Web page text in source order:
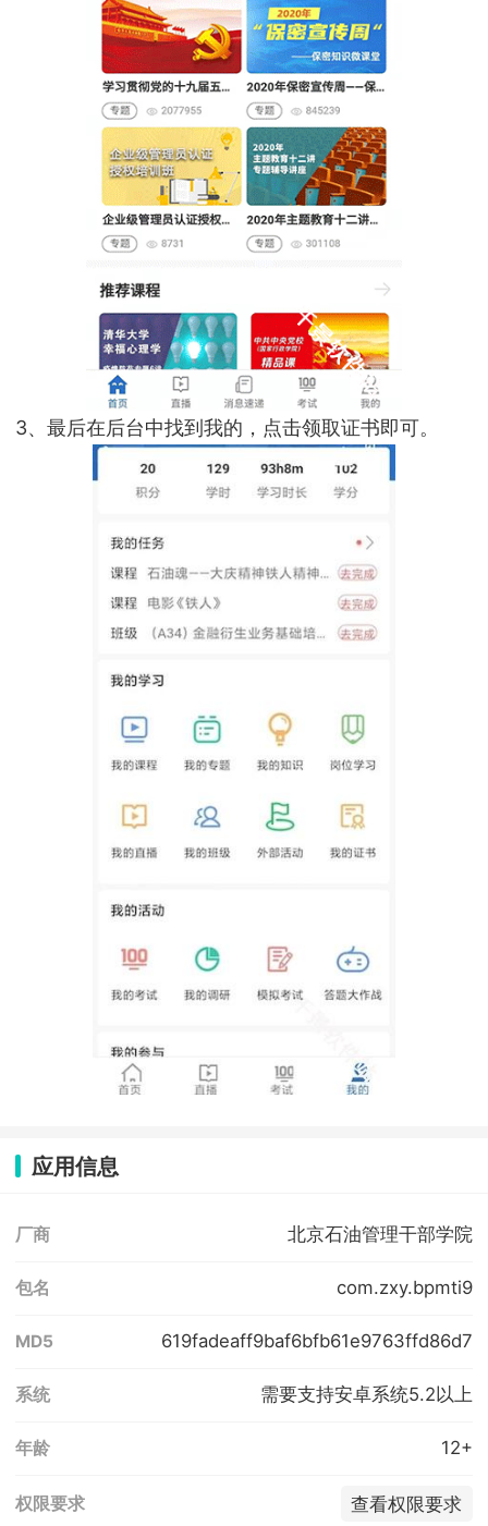
3、最后在后台中找到我的，点击领取证书即可。
应用信息
厂商 北京石油管理干部学院
包名 com.zxy.bpmti9
MD5 619fadeaff9baf6bfb61e9763ffd86d7
系统 需要支持安卓系统5.2以上
年龄 12+
权限要求 查看权限要求